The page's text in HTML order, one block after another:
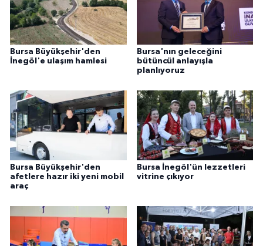
Bursa Büyükşehir'den
İnegöl'e ulaşım hamlesi
Bursa'nın geleceğini
bütüncül anlayışla
planlıyoruz
Bursa Büyükşehir'den
afetlere hazır iki yeni mobil
araç
Bursa İnegöl'ün lezzetleri
vitrine çıkıyor